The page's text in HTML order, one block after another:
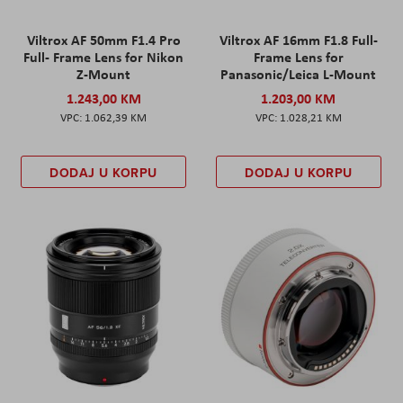
Viltrox AF 50mm F1.4 Pro
Full- Frame Lens for Nikon
Z-Mount
1.243,00 KM
1.062,39 KM
DODAJ U KORPU
Viltrox AF 16mm F1.8 Full-
Frame Lens for
Panasonic/Leica L-Mount
1.203,00 KM
1.028,21 KM
DODAJ U KORPU